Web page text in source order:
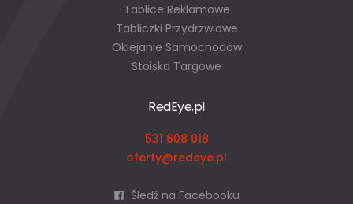
Tablice Reklamowe
Tabliczki Przydrzwiowe
Oklejanie Samochodów
Stoiska Targowe
RedEye.pl
531 608 018
oferty@redeye.pl
Śledź na Facebooku